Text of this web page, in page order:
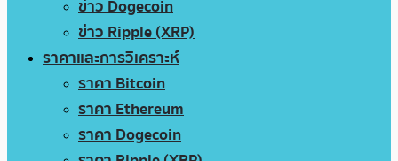
ข่าว Dogecoin
ข่าว Ripple (XRP)
ราคาและการวิเคราะห์
ราคา Bitcoin
ราคา Ethereum
ราคา Dogecoin